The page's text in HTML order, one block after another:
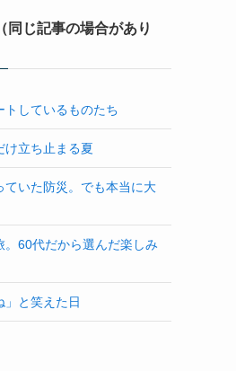
同じ記事の場合があり
トしているものたち
け立ち止まる夏
ていた防災。でも本当に大
。60代だから選んだ楽しみ
」と笑えた日